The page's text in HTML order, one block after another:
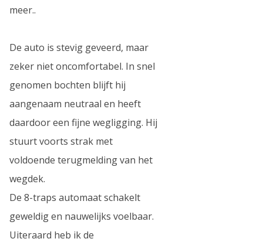
meer..
De auto is stevig geveerd, maar
zeker niet oncomfortabel. In snel
genomen bochten blijft hij
aangenaam neutraal en heeft
daardoor een fijne wegligging. Hij
stuurt voorts strak met
voldoende terugmelding van het
wegdek.
De 8-traps automaat schakelt
geweldig en nauwelijks voelbaar.
Uiteraard heb ik de